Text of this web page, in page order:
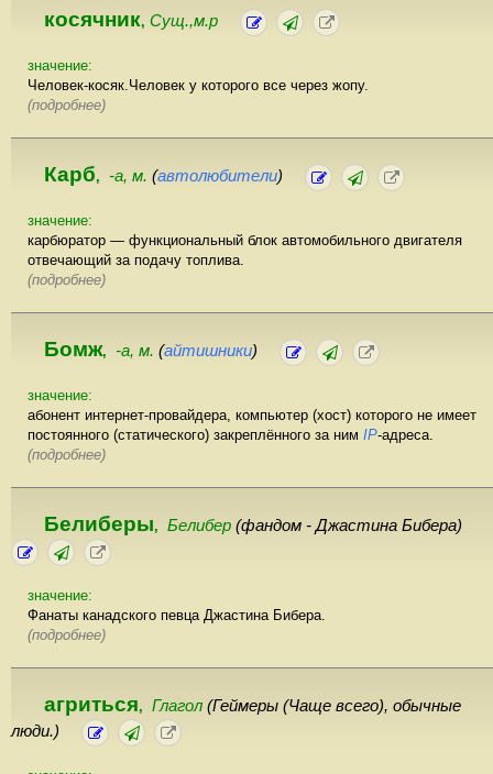
косячник, Сущ.,м.р
значение:
Человек-косяк.Человек у которого все через жопу.
(подробнее)
Карб, -а, м. (автолюбители)
значение:
карбюратор — функциональный блок автомобильного двигателя
отвечающий за подачу топлива.
(подробнее)
Бомж, -а, м. (айтишники)
значение:
абонент интернет-провайдера, компьютер (хост) которого не имеет
постоянного (статического) закреплённого за ним IP-адреса.
(подробнее)
Белиберы, Белибер (фандом - Джастина Бибера)
значение:
Фанаты канадского певца Джастина Бибера.
(подробнее)
агриться, Глагол (Геймеры (Чаще всего), обычные
люди.)